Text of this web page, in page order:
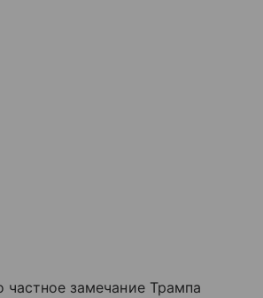
частное замечание Трампа